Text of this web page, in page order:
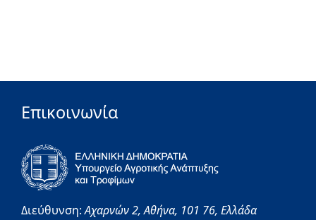
Επικοινωνία
Διεύθυνση:Αχαρνών 2,Αθήνα, 101 76, Ελλάδα